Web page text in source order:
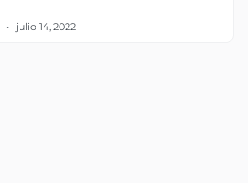
julio 14, 2022